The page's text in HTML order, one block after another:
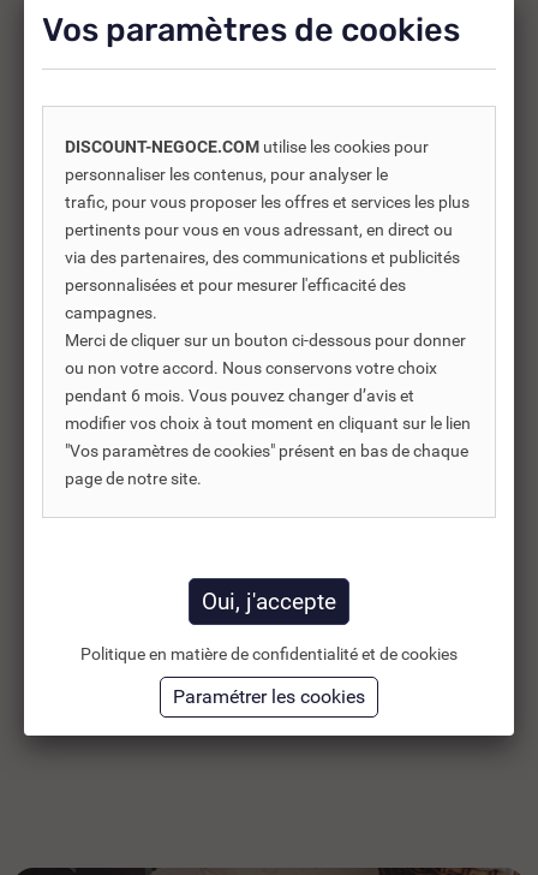
supplémentaires.
REF DNC : 830862
KIT 2 CRÉPINES LONG 165
MM Ø 20 X 27...
6,63 €TTC 9,47 €
HT
Ajouter au panier
Vos paramètres de cookies
DISCOUNT-NEGOCE.COM utilise les cookies pour
personnaliser les contenus, pour analyser le
trafic, pour vous proposer les offres et services les plus
pertinents pour vous en vous adressant, en direct ou
via des partenaires, des communications et publicités
personnalisées et pour mesurer l'efficacité des
campagnes.
Merci de cliquer sur un bouton ci-dessous pour donner
ou non votre accord. Nous conservons votre choix
pendant 6 mois. Vous pouvez changer d’avis et
modifier vos choix à tout moment en cliquant sur le lien
"Vos paramètres de cookies" présent en bas de chaque
page de notre site.
Politique en matière de confidentialité et de cookies